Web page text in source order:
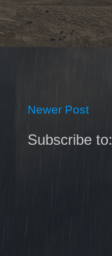
Newer Post
Subscribe to: